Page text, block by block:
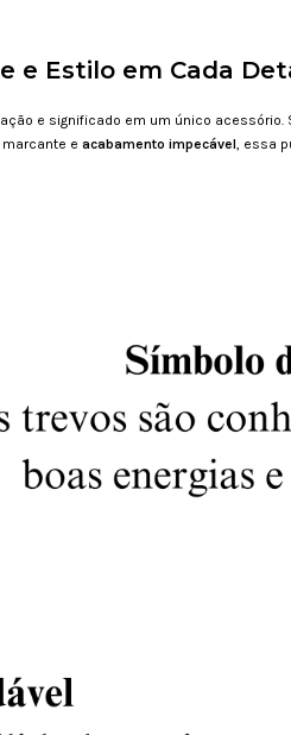
e Estilo em Cada
e significado em um único
e acabamento impecável , essa